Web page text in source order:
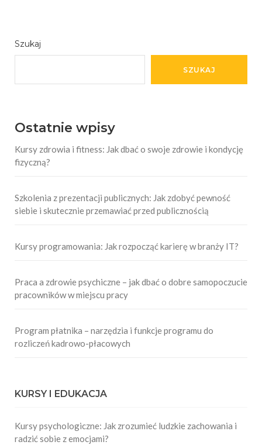
Szukaj
SZUKAJ
Ostatnie wpisy
Kursy zdrowia i fitness: Jak dbać o swoje zdrowie i kondycję
fizyczną?
Szkolenia z prezentacji publicznych: Jak zdobyć pewność
siebie i skutecznie przemawiać przed publicznością
Kursy programowania: Jak rozpocząć karierę w branży IT?
Praca a zdrowie psychiczne – jak dbać o dobre samopoczucie
pracowników w miejscu pracy
Program płatnika – narzędzia i funkcje programu do
rozliczeń kadrowo-płacowych
KURSY I EDUKACJA
Kursy psychologiczne: Jak zrozumieć ludzkie zachowania i
radzić sobie z emocjami?